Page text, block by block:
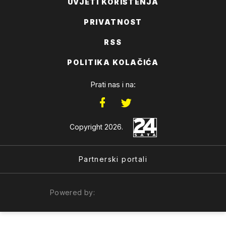
PRIVATNOST
RSS
POLITIKA KOLAČIĆA
Prati nas i na:
Copyright 2026.
Partnerski portali
Powered by: